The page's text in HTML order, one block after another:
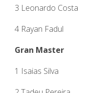
3 Leonardo Costa
4 Rayan Fadul
Gran Master
1 Isaias Silva